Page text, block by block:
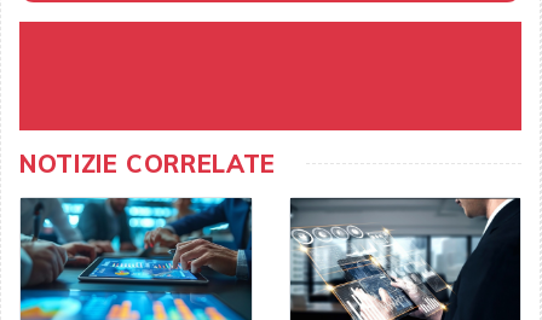
NOTIZIE CORRELATE